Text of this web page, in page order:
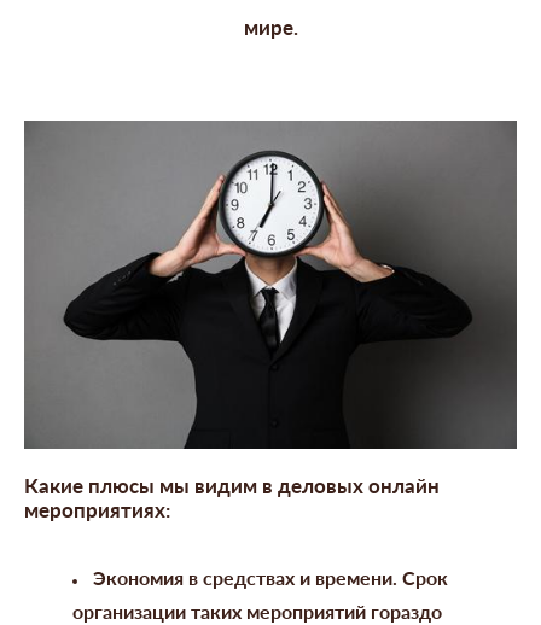
мире.
Какие плюсы мы видим в деловых онлайн
мероприятиях:
Экономия в средствах и времени. Срок
организации таких мероприятий гораздо